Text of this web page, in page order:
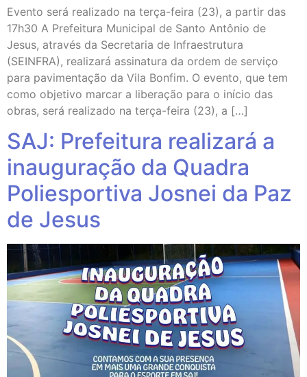
Evento será realizado na terça-feira (23), a partir das
17h30 A Prefeitura Municipal de Santo Antônio de
Jesus, através da Secretaria de Infraestrutura
(SEINFRA), realizará assinatura da ordem de serviço
para pavimentação da Vila Bonfim. O evento, que tem
como objetivo marcar a liberação para o início das
obras, será realizado na terça-feira (23), a […]
SAJ: Prefeitura realizará a
inauguração da Quadra
Poliesportiva Josnei da Paz
de Jesus